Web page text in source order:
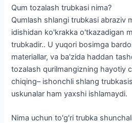
Qum tozalash trubkasi nima?
Qumlash shlangi trubkasi abraziv
idishidan ko'krakka o'tkazadigan
trubkadir.. U yuqori bosimga
materiallar, va ba'zida haddan
tozalash qurilmangizning hayotiy
chiqing– ishonchli shlang
uskunalar ham yaxshi ishlamaydi.
Nima uchun to'g'ri trubka